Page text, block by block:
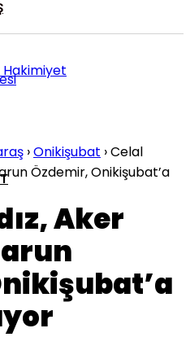
›Onikişubat ›Celal
Özdemir, Onikişubat’a
Aker